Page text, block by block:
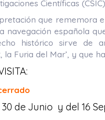
Científicas
que rememora
navegación española
histórico sirve de
la Furia del Mar’, y que
30 de Junio y del 16